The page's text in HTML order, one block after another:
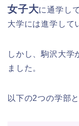
女子大に通学し
大学には進学して
しかし、駒沢大学
ました。
以下の2つの学部